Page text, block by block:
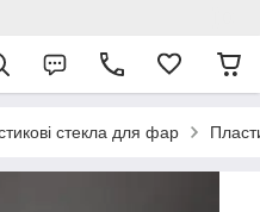
стекла для фар